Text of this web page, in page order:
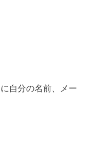
自分の名前、メー